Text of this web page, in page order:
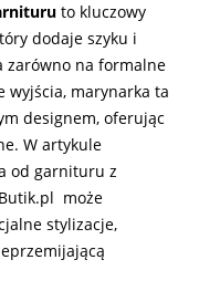
to kluczowy
dodaje szyku i
zarówno na formalne
wyjścia, marynarka ta
designem, oferując
W artykule
od garnituru z
może
stylizacje,